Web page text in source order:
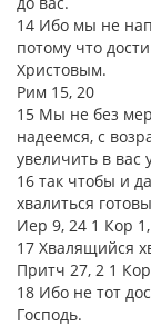
14 Ибо мы не
потому что
Христовым.
Рим 15, 20
15 Мы не без
надеемся, с
увеличить в вас
16 так чтобы и
хвалиться
Иер 9, 24 1 Кор 1,
17 Хвалящийся
Притч 27, 2 1
18 Ибо не тот
Господь.